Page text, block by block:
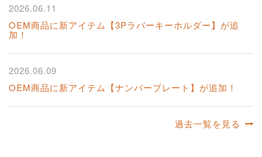
2026.06.11
OEM商品に新アイテム【3Pラバーキーホルダー】が追
加！
2026.06.09
OEM商品に新アイテム【ナンバープレート】が追加！
過去一覧を見る